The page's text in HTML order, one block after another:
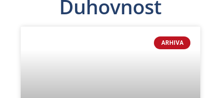
Duhovnost
ARHIVA